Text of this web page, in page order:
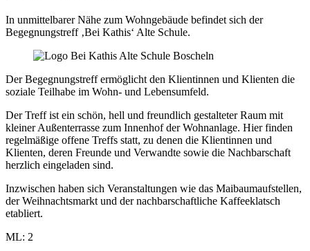
In unmittelbarer Nähe zum Wohngebäude befindet sich der
Begegnungstreff ‚Bei Kathis‘ Alte Schule.
Der Begegnungstreff ermöglicht den Klientinnen und Klienten die
soziale Teilhabe im Wohn- und Lebensumfeld.
Der Treff ist ein schön, hell und freundlich gestalteter Raum mit
kleiner Außenterrasse zum Innenhof der Wohnanlage. Hier finden
regelmäßige offene Treffs statt, zu denen die Klientinnen und
Klienten, deren Freunde und Verwandte sowie die Nachbarschaft
herzlich eingeladen sind.
Inzwischen haben sich Veranstaltungen wie das Maibaumaufstellen,
der Weihnachtsmarkt und der nachbarschaftliche Kaffeeklatsch
etabliert.
ML: 2